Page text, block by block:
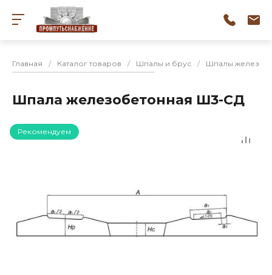
Главная / Каталог товаров / Шпалы и брус / Шпалы
Шпала железобетонная Ш3-СД
Рекомендуем